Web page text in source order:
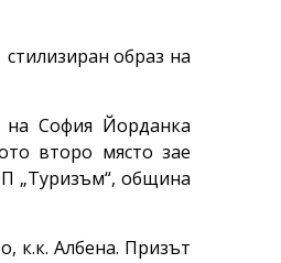
образ на
на София Йорданка
второ място зае
„Туризъм“, община
к.к. Албена. Призът